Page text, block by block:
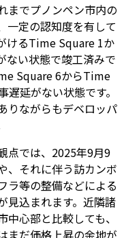
までプノンペン市内の
一定の認知度を有して
けるTime Square 1か
ない状態で竣工済みで
Square 6からTime
延がない状態です。
りながらもデベロッパ
点では、2025年9月9
、それに伴う訪カンボ
ラ等の整備などによる
見込まれます。近隣諸
心部と比較しても、
まだ価格上昇の余地が